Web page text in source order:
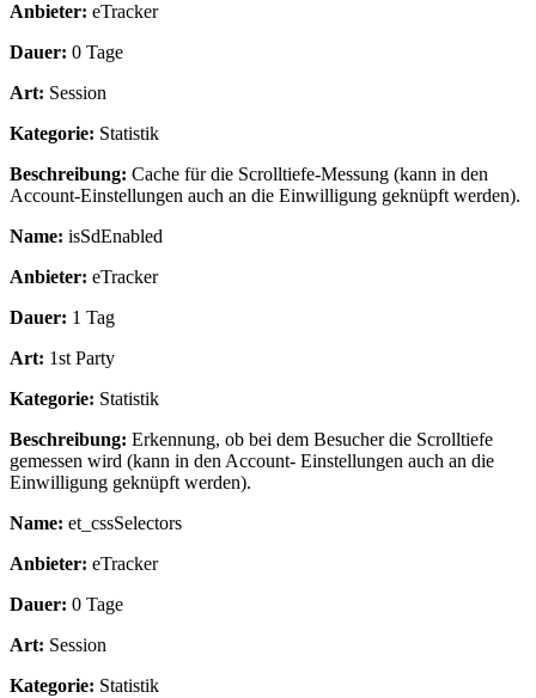
Anbieter: eTracker
Dauer: 0 Tage
Art: Session
Kategorie: Statistik
Beschreibung: Cache für die Scrolltiefe-Messung (kann in den
Account-Einstellungen auch an die Einwilligung geknüpft werden).
Name: isSdEnabled
Anbieter: eTracker
Dauer: 1 Tag
Art: 1st Party
Kategorie: Statistik
Beschreibung: Erkennung, ob bei dem Besucher die Scrolltiefe
gemessen wird (kann in den Account- Einstellungen auch an die
Einwilligung geknüpft werden).
Name: et_cssSelectors
Anbieter: eTracker
Dauer: 0 Tage
Art: Session
Kategorie: Statistik